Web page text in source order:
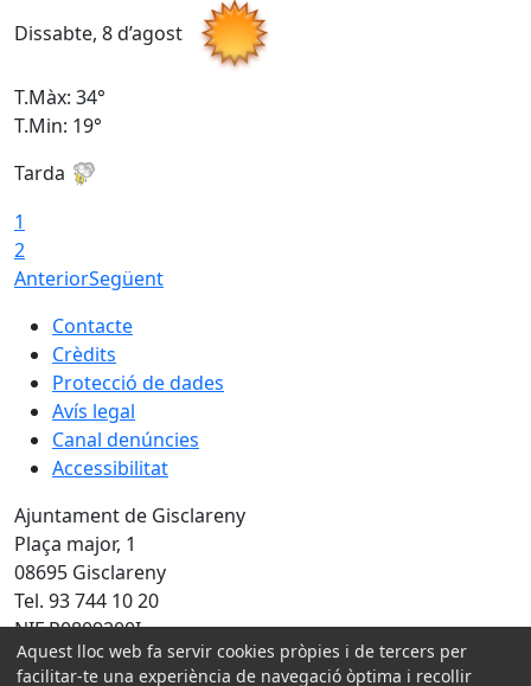
Dissabte, 8 d’agost
T.Màx: 34°
T.Min: 19°
Tarda
1
2
AnteriorSegüent
Contacte
Crèdits
Protecció de dades
Avís legal
Canal denúncies
Accessibilitat
Ajuntament de Gisclareny
Plaça major, 1
08695 Gisclareny
Tel. 93 744 10 20
NIF P0809200I
Amb la col·laboració de:
Aquest lloc web fa servir cookies pròpies i de tercers per
facilitar-te una experiència de navegació òptima i recollir